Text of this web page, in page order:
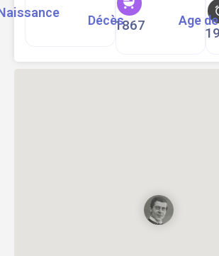
1867
Décès Age